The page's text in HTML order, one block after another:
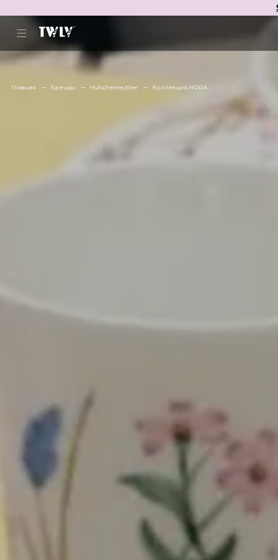
Главная Бренды Hutschenreuther Коллекция NORA